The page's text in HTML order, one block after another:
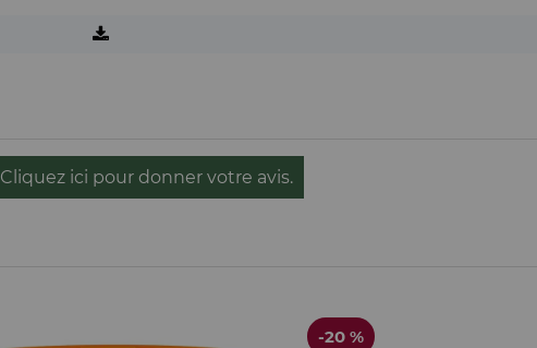
Cliquez ici pour donner votre avis.
-20 %